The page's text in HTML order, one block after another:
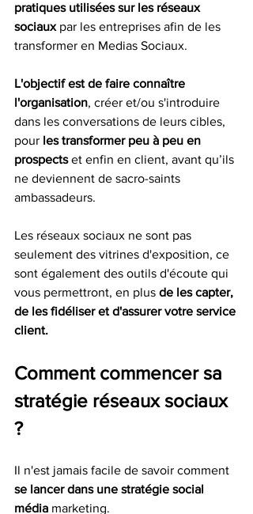
pratiques utilisées sur les réseaux
sociaux par les entreprises afin de les
transformer en Medias Sociaux.
L'objectif est de faire connaître
l'organisation, créer et/ou s'introduire
dans les conversations de leurs cibles,
pour les transformer peu à peu en
prospects et enfin en client, avant qu’ils
ne deviennent de sacro-saints
ambassadeurs.
Les réseaux sociaux ne sont pas
seulement des vitrines d'exposition, ce
sont également des outils d'écoute qui
vous permettront, en plus de les capter,
de les fidéliser et d'assurer votre service
client.
Comment commencer sa
stratégie réseaux sociaux
?
Il n'est jamais facile de savoir comment
se lancer dans une stratégie social
média marketing.